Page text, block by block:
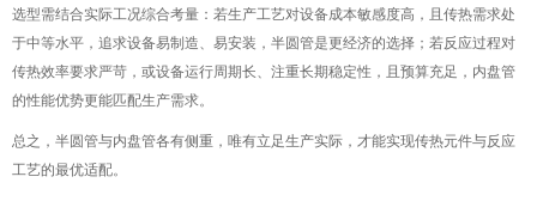
选型需结合实际工况综合考量：若生产工艺对设备成本敏感度高，且传热需求处
于中等水平，追求设备易制造、易安装，半圆管是更经济的选择；若反应过程对
传热效率要求严苛，或设备运行周期长、注重长期稳定性，且预算充足，内盘管
的性能优势更能匹配生产需求。
总之，半圆管与内盘管各有侧重，唯有立足生产实际，才能实现传热元件与反应
工艺的最优适配。